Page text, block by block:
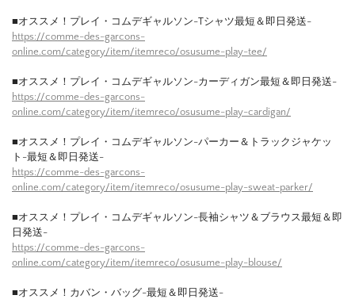
■オススメ！プレイ・コムデギャルソン-Tシャツ最短＆即日発送-
https://comme-des-garcons-
online.com/category/item/itemreco/osusume-play-tee/
■オススメ！プレイ・コムデギャルソン-カーディガン最短＆即日発送-
https://comme-des-garcons-
online.com/category/item/itemreco/osusume-play-cardigan/
■オススメ！プレイ・コムデギャルソン-パーカー＆トラックジャケッ
ト-最短＆即日発送-
https://comme-des-garcons-
online.com/category/item/itemreco/osusume-play-sweat-parker/
■オススメ！プレイ・コムデギャルソン-長袖シャツ＆ブラウス最短＆即
日発送-
https://comme-des-garcons-
online.com/category/item/itemreco/osusume-play-blouse/
■オススメ！カバン・バッグ-最短＆即日発送-